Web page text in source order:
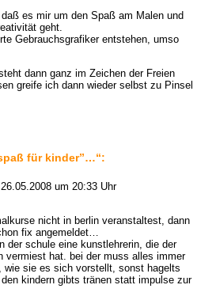
es mir um den Spaß am Malen und
geht.
Gebrauchsgrafiker entstehen, umso
dann ganz im Zeichen der Freien
greife ich dann wieder selbst zu Pinsel
für kinder”…“:
um 20:33 Uhr
nicht in berlin veranstaltest, dann
fix angemeldet…
der schule eine kunstlehrerin, die der
vermiest hat. bei der muss alles immer
wie sie es sich vorstellt, sonst hagelts
kindern gibts tränen statt impulse zur